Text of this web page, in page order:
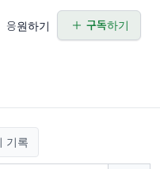
응원하기 구독하기
기록